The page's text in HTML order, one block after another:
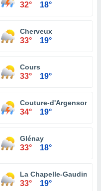
32° 18°
Cherveux
33° 19°
Cours
33° 19°
Couture-d'Argenson
34° 19°
Glénay
33° 18°
La Chapelle-Gaudin
33° 19°